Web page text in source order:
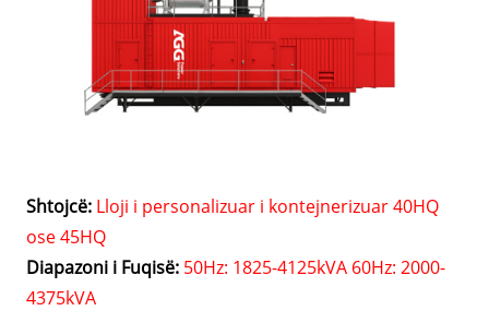
Shtojcë: Lloji i personalizuar i kontejnerizuar 40HQ
ose 45HQ
Diapazoni i Fuqisë: 50Hz: 1825-4125kVA 60Hz: 2000-
4375kVA